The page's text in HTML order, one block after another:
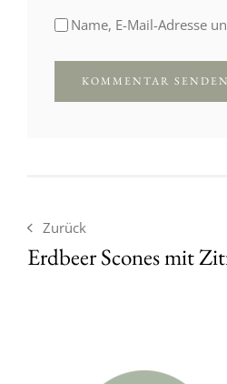
Name, E-Mail-Adresse
Zurück
Erdbeer Scones mit